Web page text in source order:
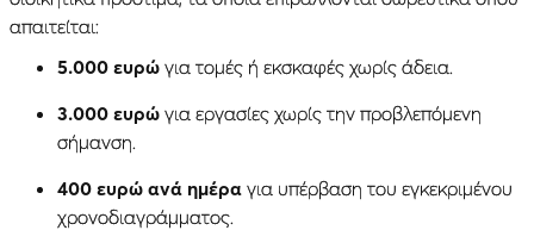
απαιτείται:
5.000 ευρώ για τομές ή εκσκαφές χωρίς άδεια.
3.000 ευρώ για εργασίες χωρίς την προβλεπόμενη
σήμανση.
400 ευρώ ανά ημέρα για υπέρβαση του εγκεκριμένου
χρονοδιαγράμματος.